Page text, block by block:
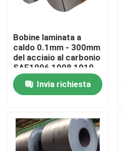
Casa
Chi siamo
Prodotti
Bobine laminata a
caldo 0.1mm - 300mm
del acciaio al carbonio
SAE1006 1008 1010
Invia richiesta